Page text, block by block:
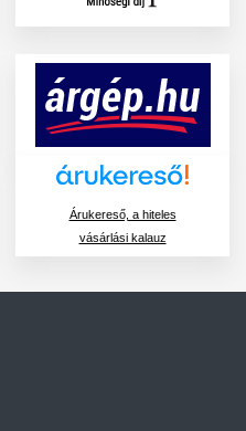
Árukereső, a hiteles
vásárlási kalauz